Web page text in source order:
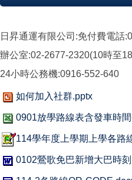
網站導覽
日昇通運有限公司:免付費電話
辦公室:02-2677-2320(10時至
24小時公務機:0916-552-640
如何加入社群.pptx
0901放學路線表含發車時
114學年度上學期上學各路
0102鶯歌免巴新增大巴時